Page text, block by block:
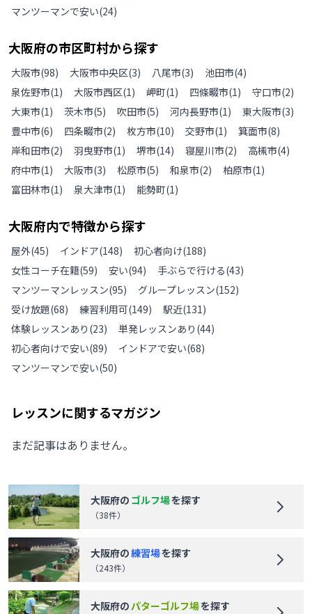
マンツーマンで安い(24)
大阪府の市区町村から探す
大阪市(98) 大阪市中央区(3) 八尾市(3) 池田市(4)
泉佐野市(1) 大阪市西区(1) 岬町(1) 四條畷市(1) 守口市(2)
大東市(1) 茨木市(5) 吹田市(5) 河内長野市(1) 東大阪市(3)
豊中市(6) 四条畷市(2) 枚方市(10) 交野市(1) 箕面市(8)
岸和田市(2) 羽曳野市(1) 堺市(14) 寝屋川市(2) 高槻市(4)
府中市(1) 大阪市(3) 松原市(5) 和泉市(2) 柏原市(1)
富田林市(1) 泉大津市(1) 能勢町(1)
大阪府内で特徴から探す
屋外(45) インドア(148) 初心者向け(188)
女性コーチ在籍(59) 安い(94) 手ぶらで行ける(43)
マンツーマンレッスン(95) グループレッスン(152)
受け放題(68) 練習利用可(149) 駅近(131)
体験レッスンあり (23) 単発レッスンあり (44)
初心者向けで安い(89) インドアで安い(68)
マンツーマンで安い(50)
レッスンに関するマガジン
まだ記事はありません。
大阪府の ゴルフ場を探す
（38件）
大阪府の練習場を探す
（243件）
大阪府のパターゴルフ場を探す